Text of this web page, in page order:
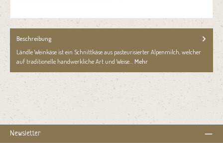
Beschreibung
Ländle Weinkäse ist ein Schnittkäse aus pasteurisierter Alpenmilch, welcher
auf traditionelle handwerkliche Art und Weise… Mehr
Newsletter